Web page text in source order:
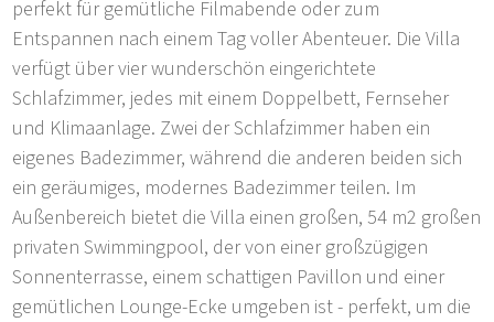
perfekt für gemütliche Filmabende oder zum
Entspannen nach einem Tag voller Abenteuer. Die Villa
verfügt über vier wunderschön eingerichtete
Schlafzimmer, jedes mit einem Doppelbett, Fernseher
und Klimaanlage. Zwei der Schlafzimmer haben ein
eigenes Badezimmer, während die anderen beiden sich
ein geräumiges, modernes Badezimmer teilen. Im
Außenbereich bietet die Villa einen großen, 54 m2 großen
privaten Swimmingpool, der von einer großzügigen
Sonnenterrasse, einem schattigen Pavillon und einer
gemütlichen Lounge-Ecke umgeben ist - perfekt, um die